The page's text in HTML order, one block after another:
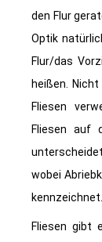
den Flur
Optik
Flur/das
heißen.
Fliesen
Fliesen auf
wobei
kennzeichnet.
Fliesen gibt